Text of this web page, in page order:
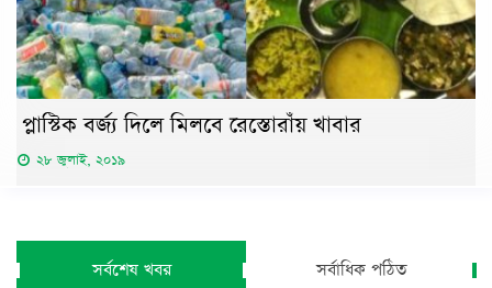
প্লাস্টিক বর্জ্য দিলে মিলবে রেস্তোরাঁয় খাবার
২৮ জুলাই, ২০১৯
সর্বশেষ খবর সর্বাধিক পঠিত